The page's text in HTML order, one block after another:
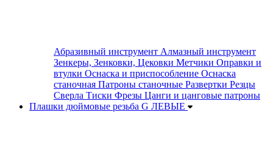
Абразивный инструмент Алмазный инструмент
Зенкеры, Зенковки, Цековки Метчики Оправки и
втулки Оснаска и приспособление Оснаска
станочная Патроны станочные Развертки Резцы
Сверла Тиски Фрезы Цанги и цанговые патроны
Плашки дюймовые резьба G ЛЕВЫЕ